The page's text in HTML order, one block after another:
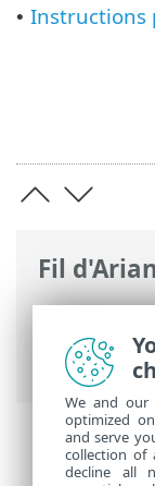
Fil
Aide en
Prem>
Apache
• Instructions
We and our
optimized
and serve
collection of
decline all